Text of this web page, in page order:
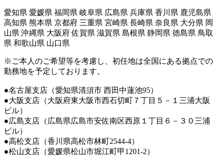
愛知県 愛媛県 福岡県 岐阜県 広島県 兵庫県 香川県 鹿児島県
高知県 熊本県 京都府 三重県 宮崎県 長崎県 奈良県 大分県 岡
山県 沖縄県 大阪府 佐賀県 滋賀県 島根県 静岡県 徳島県 鳥取
県 和歌山県 山口県
※ご本人のご希望等を考慮し、初任地は全国にある拠点での
勤務地を予定しております。
●名古屋支店（愛知県清須市 西田中蓮池95）
●大阪支店（大阪府東大阪市西石切町７丁目５－１三浦大阪
ビル）
●広島支店（広島県広島市安佐南区西原１丁目６－３０三浦
ビル）
●高松支店（香川県高松市林町2544-4）
●松山支店（愛媛県松山市堀江町甲1201-2）